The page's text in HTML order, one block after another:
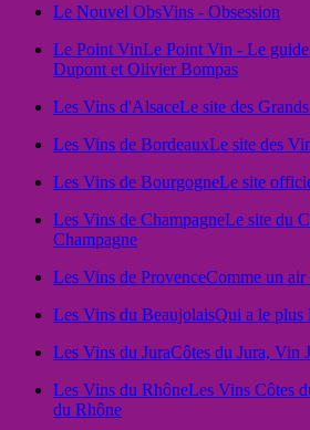
Le Nouvel ObsVins - Obsession
Le Point VinLe Point Vin - Le guide
Dupont et Olivier Bompas
Les Vins d'AlsaceLe site des
Les Vins de BordeauxLe site des
Les Vins de BourgogneLe site
Les Vins de ChampagneLe site du
Champagne
Les Vins de ProvenceComme un air
Les Vins du BeaujolaisQui a le plus
Les Vins du JuraCôtes du Jura, Vin
Les Vins du RhôneLes Vins Côtes
du Rhône